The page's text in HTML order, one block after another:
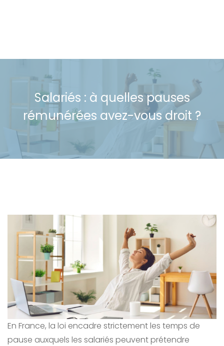
Salariés : à quelles pauses
rémunérées avez-vous droit ?
En France, la loi encadre strictement les temps de
pause auxquels les salariés peuvent prétendre